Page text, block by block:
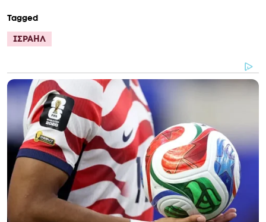
Tagged
ΙΣΡΑΗΛ